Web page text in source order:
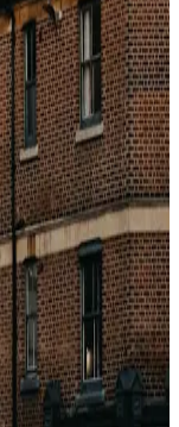
werden oft
die
(Wholesale,
zeigt sich in
erzeugt.
Peak in
ist das
Beschränkung.
ein. Er existiert